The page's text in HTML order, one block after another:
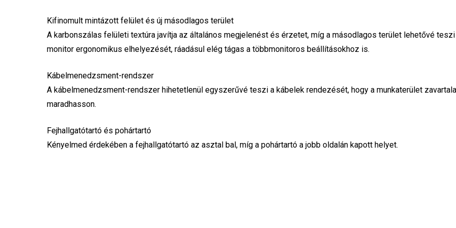
Kifinomult mintázott felület és új másodlagos terület
A karbonszálas felületi textúra javítja az általános megjelenést és érzetet, míg a másodlagos terület lehetővé
monitor ergonomikus elhelyezését, ráadásul elég tágas a többmonitoros beállításokhoz is.
Kábelmenedzsment-rendszer
A kábelmenedzsment-rendszer hihetetlenül egyszerűvé teszi a kábelek rendezését, hogy a munkaterület
maradhasson.
Fejhallgatótartó és pohártartó
Kényelmed érdekében a fejhallgatótartó az asztal bal, míg a pohártartó a jobb oldalán kapott helyet.